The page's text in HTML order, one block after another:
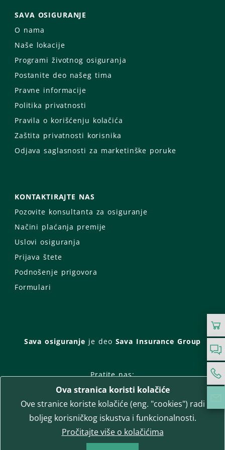
SAVA OSIGURANJE
O nama
Naše lokacije
Programi životnog osiguranja
Postanite deo našeg tima
Pravne informacije
Politika privatnosti
Pravila o korišćenju kolačića
Zaštita privatnosti korisnika
Odjava saglasnosti za marketinške poruke
KONTAKTIRAJTE NAS
Pozovite konsultanta za osiguranje
Načini plaćanja premije
Uslovi osiguranja
Prijava štete
Podnošenje prigovora
Formulari
Sava osiguranje je deo Sava Insurance Group
Pratite nas:
Facebook
Instagram
LinkedIn
Twitter
YouTube
WhatsApp
T-media d.o.o. | napredne komunikacije
Ova stranica koristi kolačiće
Ove stranice koriste kolačiće (eng. "cookies") radi
boljeg korisničkog iskustva i funkcionalnosti.
Pročitajte više o kolačićima